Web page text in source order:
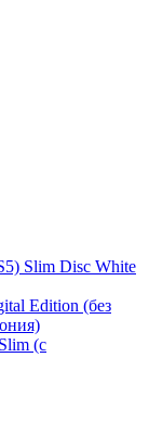
Slim Disc White
Edition (без
(с